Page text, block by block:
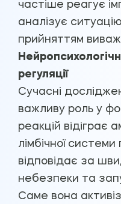
частіше реагує
аналізує
прийняттям
регуляції
Сучасні
важливу роль у
реакцій відіграє
лімбічної
відповідає за
небезпеки та
Саме вона